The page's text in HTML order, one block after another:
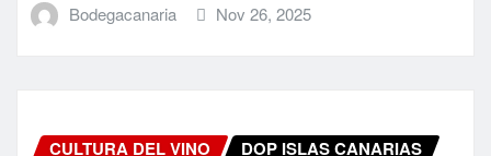
Bodegacanaria Nov 26, 2025
CULTURA DEL VINO
DOP ISLAS CANARIAS